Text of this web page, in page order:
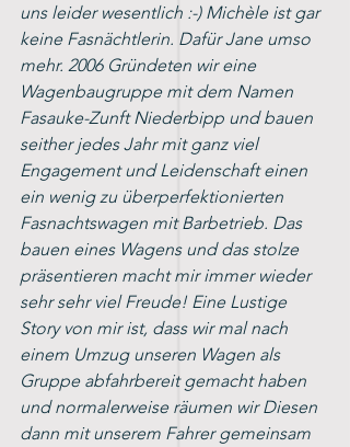
uns leider wesentlich :-) Michèle ist gar
keine Fasnächtlerin. Dafür Jane umso
mehr. 2006 Gründeten wir eine
Wagenbaugruppe mit dem Namen
Fasauke-Zunft Niederbipp und bauen
seither jedes Jahr mit ganz viel
Engagement und Leidenschaft einen
ein wenig zu überperfektionierten
Fasnachtswagen mit Barbetrieb. Das
bauen eines Wagens und das stolze
präsentieren macht mir immer wieder
sehr sehr viel Freude! Eine Lustige
Story von mir ist, dass wir mal nach
einem Umzug unseren Wagen als
Gruppe abfahrbereit gemacht haben
und normalerweise räumen wir Diesen
dann mit unserem Fahrer gemeinsam